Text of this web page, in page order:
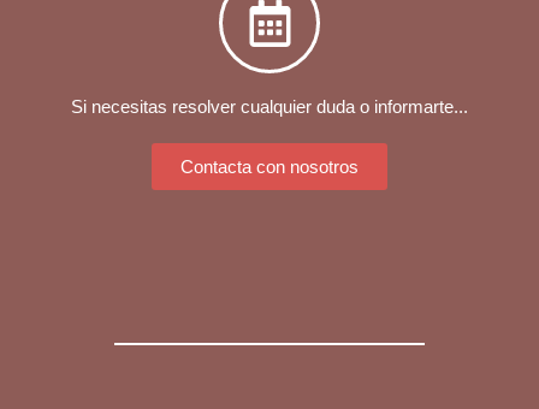
Si necesitas resolver cualquier duda o informarte...
Contacta con nosotros